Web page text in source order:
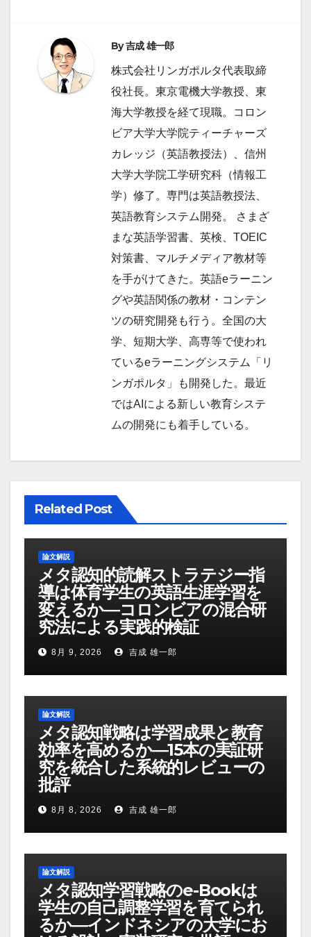
ョ
ン
By吉成 雄一郎
株式会社リンガポルタ代表取締
役社長。東京電機大学教授、東
海大学教授を経て現職。コロン
ビア大学大学院ティーチャーズ
カレッジ（英語教授法）、信州
大学大学院工学研究科（情報工
学）修了。専門は英語教授法、
英語教育システム開発。 さまざ
まな英語学習書、英検、TOEIC
対策書、マルチメディア教材等
を手がけてきた。英語eラーニン
グや英語関係の教材・コンテン
ツの研究開発も行う。全国の大
学、短期大学、高専等で使われ
ているeラーニングシステム「リ
ンガポルタ」も開発した。最近
ではAIによる新しい教育システ
ムの開発にも着手している。
Related Post
論文解説
メタ認知的読解ストラテジー指
導は体育学生の英語生涯学習を
変えるか―コロンビアの混合研
究法による実践的検証
8月 9, 2026 吉成 雄一郎
論文解説
メタ認知戦略は学習成果と教育
効率を高めるか―15本の実証研
究を統合した系統的レビューの
批評
8月 8, 2026 吉成 雄一郎
論文解説
メタ認知学習戦略のe-Bookは
学生の自己調整学習を育てられ
るか―インドネシアの大学にお